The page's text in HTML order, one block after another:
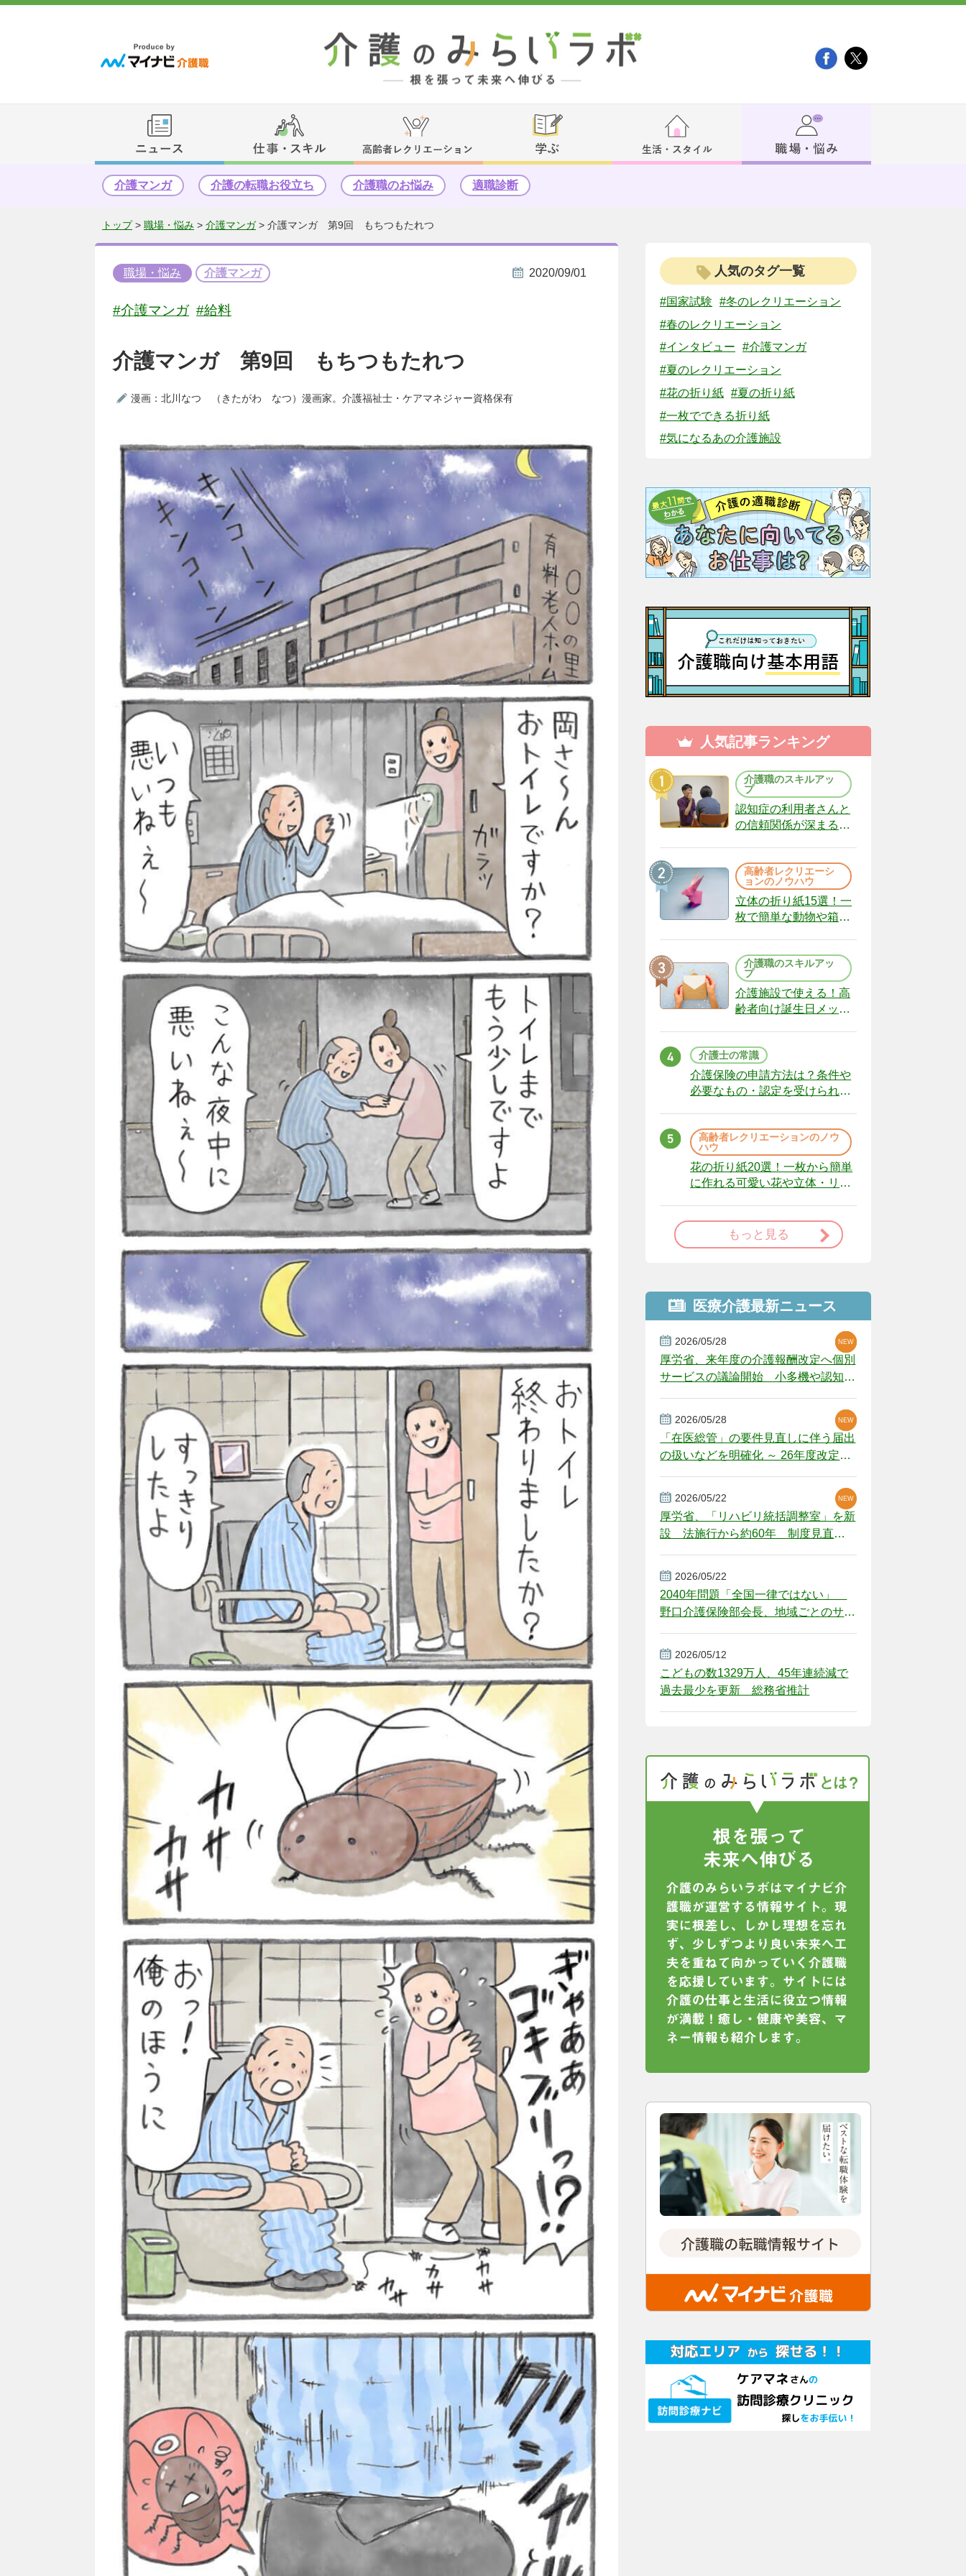
介護マンガ 介護の転職お役立ち 介護職のお悩み 適職診断
トップ> 職場・悩み > 介護マンガ> 介護マンガ 第9回 もちつもたれつ
職場・悩み 介護マンガ 2020/09/01
#介護マンガ #給料
介護マンガ 第9回 もちつもたれつ
漫画：北川なつ （きたがわ なつ）漫画家。介護福祉士・ケアマネジャー資格保有
人気のタグ一覧
#国家試験
#冬のレクリエーション
#春のレクリエーション
#インタビュー
#介護マンガ
#夏のレクリエーション
#花の折り紙 #夏の折り紙
#一枚でできる折り紙
#気になるあの介護施設
人気記事ランキング
介護職のスキルアッ
プ
認知症の利用者さんと
の信頼関係が深まる声
（22）
高齢者レクリエーシ
ョンのノウハウ
立体の折り紙15選！一
枚で簡単な動物や箱、
介護職のスキルアッ
プ
介護施設で使える！高
齢者向け誕生日メッセ
介護士の常識
介護保険の申請方法は？条件や
必要なもの・認定を受けられな
高齢者レクリエーションのノウ
ハウ
花の折り紙20選！一枚から簡単
に作れる可愛い花や立体・リー
もっと見る
医療介護最新ニュース
2026/05/28
厚労省、来年度の介護報酬改定へ個別
サービスの議論開始 小多機や認知症
NEW
NEW
NEW
2026/05/28
「在医総管」の要件見直しに伴う届出
の扱いなどを明確化 ～ 26年度改定疑
NEW
NEW
2026/05/22
厚労省、「リハビリ統括調整室」を新
設 法施行から約60年 制度見直し
NEW
2026/05/22
2040年問題「全国一律ではない」
野口介護保険部会長、地域ごとのサー
2026/05/12
こどもの数1329万人、45年連続減で
過去最少を更新 総務省推計